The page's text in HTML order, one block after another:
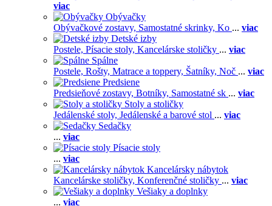
viac
Obývačky
Obývačkové zostavy, Samostatné skrinky, Ko ... viac
Detské izby
Postele, Písacie stoly, Kancelárske stoličky ... viac
Spálne
Postele, Rošty, Matrace a toppery, Šatníky, Noč ... viac
Predsiene
Predsieňové zostavy, Botníky, Samostatné sk ... viac
Stoly a stoličky
Jedálenské stoly, Jedálenské a barové stol ... viac
Sedačky
... viac
Písacie stoly
... viac
Kancelársky nábytok
Kancelárske stoličky, Konferenčné stoličky ... viac
Vešiaky a doplnky
... viac